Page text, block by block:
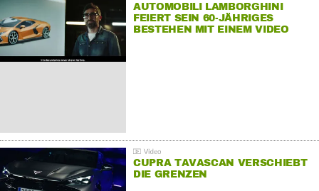
AUTOMOBILI LAMBORGHINI
FEIERT SEIN 60-JÄHRIGES
BESTEHEN MIT EINEM VIDEO
CUPRA TAVASCAN VERSCHIEBT
DIE GRENZEN